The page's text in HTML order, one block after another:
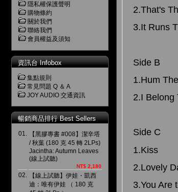
隱私權保護聲明
購物條約
關於我們
聯絡我們
會員權益及須知
資訊台 Infobox
集點規則
常見問題 Q ＆ A
JOY AUDIO 交通資訊
暢銷商品排行 Best Sellers
01.
【黑膠專書 #008】潔辛塔
/ 秋葉 (180 克 45 轉 2LPs)
Jacintha: Autumn Leaves
(線上試聽)
NT$ 2,180
02.
【線上試聽】伊娃・凱西
迪：唯有伊娃 （ 180 克
2.That's
3.It Runs
Side B
1.Hum
2.I Belong
Side C
1.Kiss
2.Lovely
3.You Are